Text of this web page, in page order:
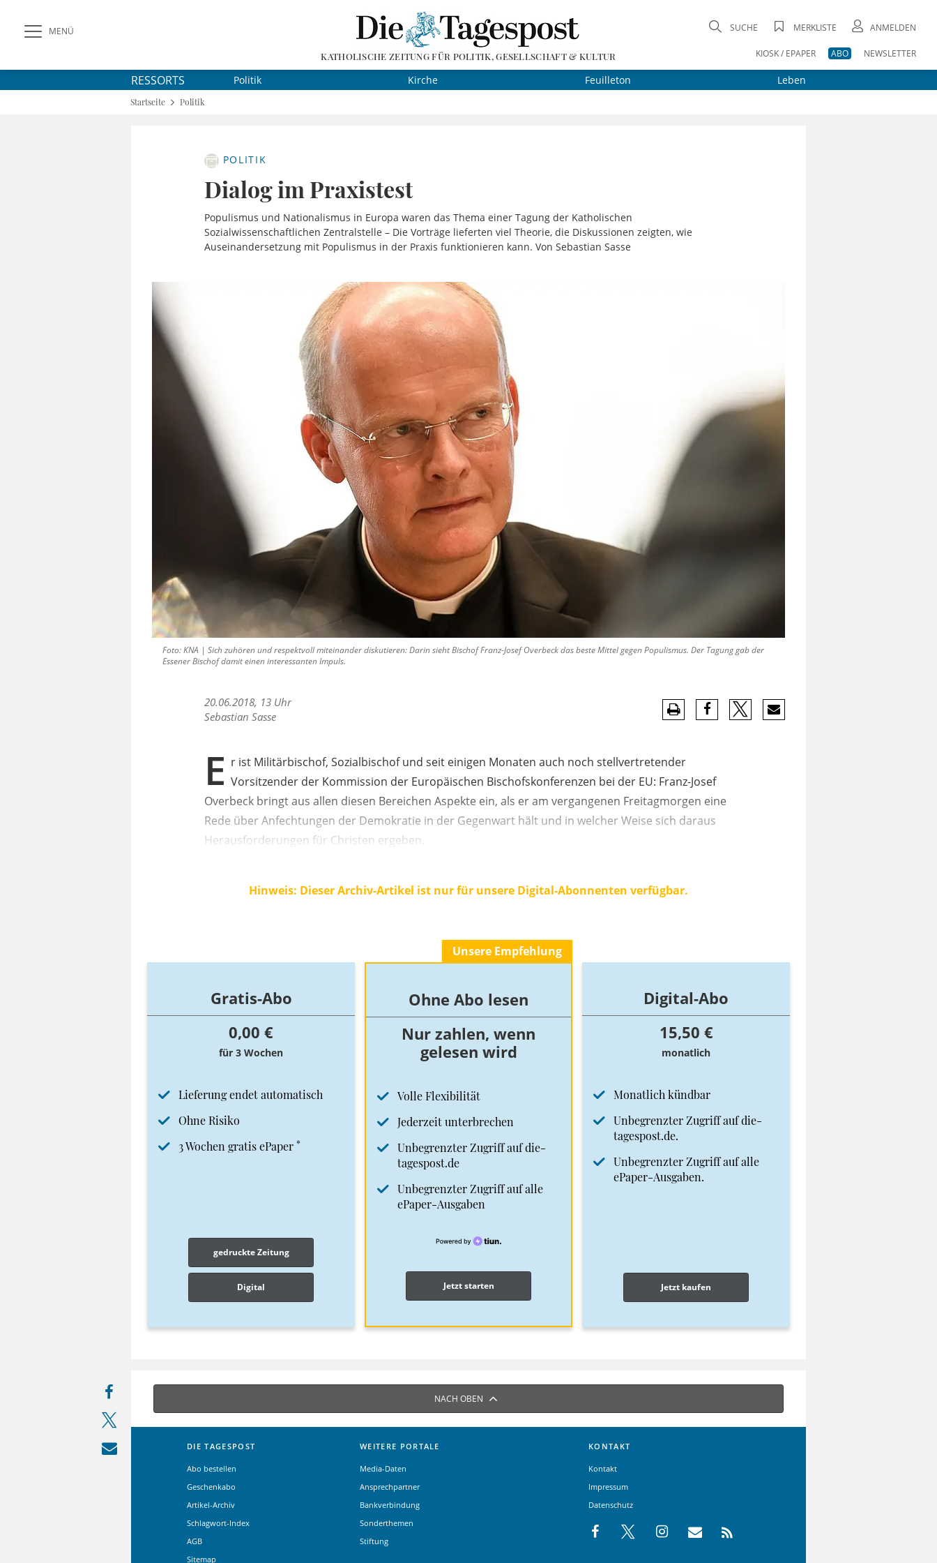
MENÜ
KATHOLISCHE ZEITUNG FÜR POLITIK, GESELLSCHAFT & KULTUR
SUCHE MERKLISTE ANMELDEN
KIOSK / EPAPER ABO NEWSLETTER
RESSORTS Politik Kirche Feuilleton Leben
Startseite Politik
POLITIK
Dialog im Praxistest
Populismus und Nationalismus in Europa waren das Thema einer Tagung der Katholischen
Sozialwissenschaftlichen Zentralstelle – Die Vorträge lieferten viel Theorie, die Diskussionen zeigten, wie
Auseinandersetzung mit Populismus in der Praxis funktionieren kann. Von Sebastian Sasse
Foto: KNA | Sich zuhören und respektvoll miteinander diskutieren: Darin sieht Bischof Franz-Josef Overbeck das beste Mittel gegen Populismus. Der Tagung gab der
Essener Bischof damit einen interessanten Impuls.
20.06.2018, 13 Uhr
Sebastian Sasse
E r ist Militärbischof, Sozialbischof und seit einigen Monaten auch noch stellvertretender
Vorsitzender der Kommission der Europäischen Bischofskonferenzen bei der EU: Franz-Josef
Overbeck bringt aus allen diesen Bereichen Aspekte ein, als er am vergangenen Freitagmorgen eine
Rede über Anfechtungen der Demokratie in der Gegenwart hält und in welcher Weise sich daraus
Herausforderungen für Christen ergeben.
Hinweis: Dieser Archiv-Artikel ist nur für unsere Digital-Abonnenten verfügbar.
Gratis-Abo
0,00 €
für 3 Wochen
Lieferung endet automatisch
Ohne Risiko
3 Wochen gratis ePaper *
gedruckte Zeitung
Digital
Unsere Empfehlung
Ohne Abo lesen
Nur zahlen, wenn
gelesen wird
Volle Flexibilität
Jederzeit unterbrechen
Unbegrenzter Zugriff auf die-
tagespost.de
Unbegrenzter Zugriff auf alle
ePaper-Ausgaben
Jetzt starten
Digital-Abo
15,50 €
monatlich
Monatlich kündbar
Unbegrenzter Zugriff auf die-
tagespost.de.
Unbegrenzter Zugriff auf alle
ePaper-Ausgaben.
Jetzt kaufen
NACH OBEN
DIE TAGESPOST
Abo bestellen
Geschenkabo
Artikel-Archiv
Schlagwort-Index
AGB
Sitemap
WEITERE PORTALE
Media-Daten
Ansprechpartner
Bankverbindung
Sonderthemen
Stiftung
KONTAKT
Kontakt
Impressum
Datenschutz